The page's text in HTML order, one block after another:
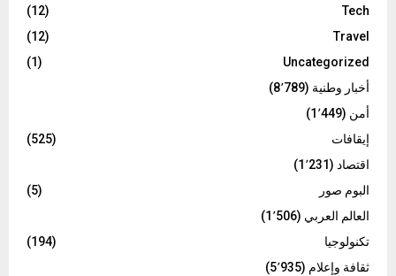
Tech
(12)
Travel
(12)
Uncategorized
(1)
أخبار وطنية (8٬789)
أمن (1٬449)
إيقافات
(525)
اقتصاد (1٬231)
البوم صور
(5)
العالم العربي (1٬506)
تكنولوجيا
(194)
ثقافة وإعلام (5٬935)